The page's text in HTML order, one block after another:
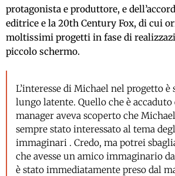
protagonista e produttore, e
editrice e la 20th Century Fox, di cui
moltissimi progetti in fase di
piccolo schermo.
L’interesse di Michael nel progetto è
lungo latente. Quello che è accaduto
manager aveva scoperto che
sempre stato interessato al tema
immaginari . Credo, ma potrei
che avesse un amico immaginario
è stato immediatamente preso dal